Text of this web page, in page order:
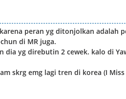
peran yg ditonjolkan adalah
di MR juga.
dia yg direbutin 2 cewek. kalo di
skrg emg lagi tren di korea (I